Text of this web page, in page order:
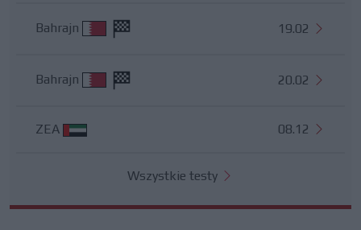
Bahrajn 19.02
Bahrajn 20.02
ZEA 08.12
Wszystkie testy